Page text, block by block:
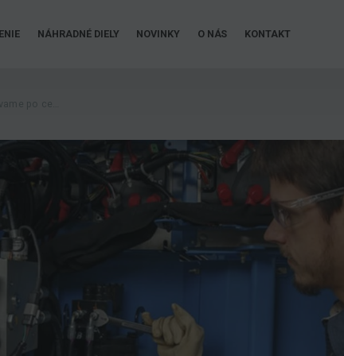
NÁHRADNÉ DIELY NOVINKY O NÁS KONTAKT